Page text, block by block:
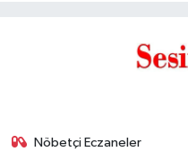
Nöbetçi Eczaneler